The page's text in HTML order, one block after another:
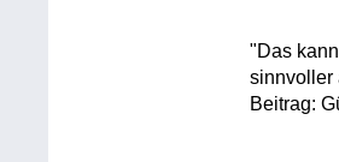
"Das
sinnvoller
Beitrag: